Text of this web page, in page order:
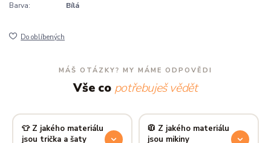
Barva:
Bílá
Do oblíbených
MÁŠ OTÁZKY? MY MÁME ODPOVĚDI
Vše co potřebuješ vědět
👕 Z jakého materiálu
jsou trička a šaty
🧥 Z jakého materiálu
jsou mikiny